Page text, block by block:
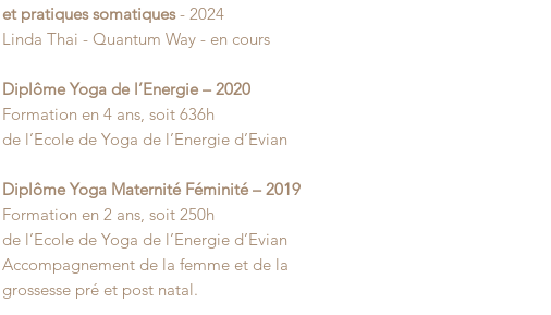
et pratiques somatiques- 2024
Linda Thai - Quantum Way - en cours
Diplôme Yoga de l’Energie – 2020
Formation en 4 ans, soit 636h
de l’Ecole de Yoga de l’Energie d’Evian
Diplôme Yoga Maternité Féminité – 2019
Formation en 2 ans, soit 250h
de l’Ecole de Yoga de l’Energie d’Evian
Accompagnement de la femme et de la
grossesse pré et post natal.